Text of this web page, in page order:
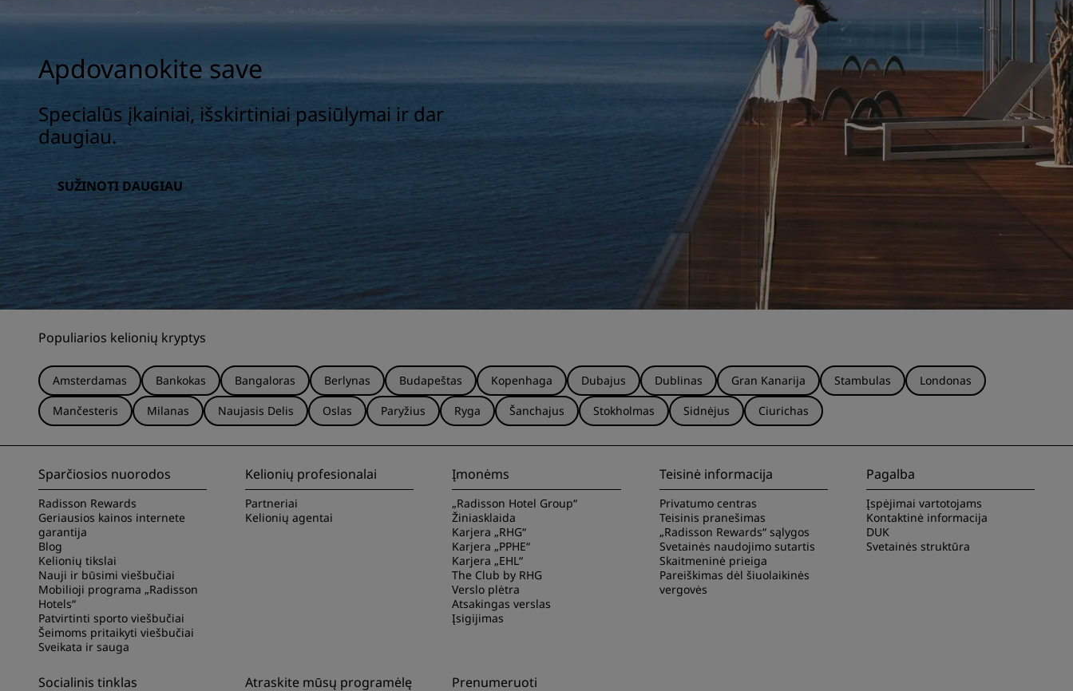
Apdovanokite save
Specialūs įkainiai, išskirtiniai pasiūlymai ir dar
daugiau.
SUŽINOTI DAUGIAU
Populiarios kelionių kryptys
Amsterdamas Bankokas Bangaloras Berlynas Budapeštas Kopenhaga Dubajus Dublinas Gran Kanarija Stambulas
Londonas
Mančesteris
Milanas Naujasis Delis Oslas Paryžius Ryga Šanchajus Stokholmas Sidnėjus Ciurichas
Sparčiosios nuorodos
Radisson Rewards
Geriausios kainos internete
garantija
Blog
Kelionių tikslai
Nauji ir būsimi viešbučiai
Mobilioji programa „Radisson
Hotels“
Patvirtinti sporto viešbučiai
Šeimoms pritaikyti viešbučiai
Sveikata ir sauga
Kelionių profesionalai
Partneriai
Kelionių agentai
Įmonėms
„Radisson Hotel Group“
Žiniasklaida
Karjera „RHG“
Karjera „PPHE“
Karjera „EHL“
The Club by RHG
Verslo plėtra
Atsakingas verslas
Įsigijimas
Teisinė informacija
Privatumo centras
Teisinis pranešimas
„Radisson Rewards“ sąlygos
Svetainės naudojimo sutartis
Skaitmeninė prieiga
Pareiškimas dėl šiuolaikinės
vergovės
Pagalba
Įspėjimai vartotojams
Kontaktinė informacija
DUK
Svetainės struktūra
Socialinis tinklas Atraskite mūsų programėlę Prenumeruoti